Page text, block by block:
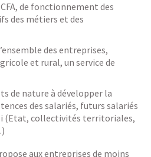
de fonctionnement des
des métiers et des
des entreprises,
et rural, un service de
de nature à développer la
des salariés, futurs salariés
(Etat, collectivités territoriales,
aux entreprises de moins